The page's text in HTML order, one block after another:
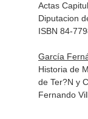
Actas
Diputacion
ISBN 84-
García
Historia de
de Ter?N y
Fernando